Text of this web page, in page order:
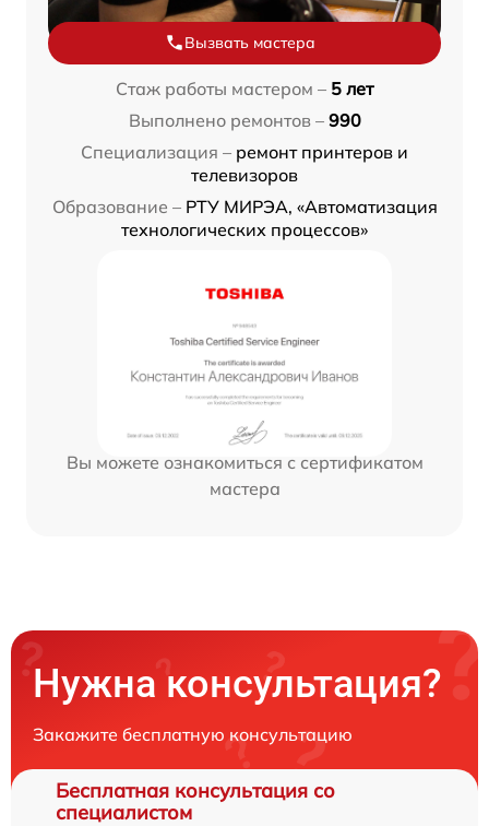
Вызвать мастера
Стаж работы мастером – 5 лет
Выполнено ремонтов – 990
Специализация – ремонт принтеров и
телевизоров
Образование – РТУ МИРЭА, «Автоматизация
технологических процессов»
Вы можете ознакомиться с сертификатом
мастера
Нужна консультация?
Закажите бесплатную консультацию
Бесплатная консультация со
специалистом